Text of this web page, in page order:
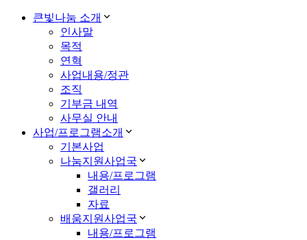
큰빛나눔 소개
인사말
목적
연혁
사업내용/정관
조직
기부금 내역
사무실 안내
사업/프로그램소개
기본사업
나눔지원사업국
내용/프로그램
갤러리
자료
배움지원사업국
내용/프로그램